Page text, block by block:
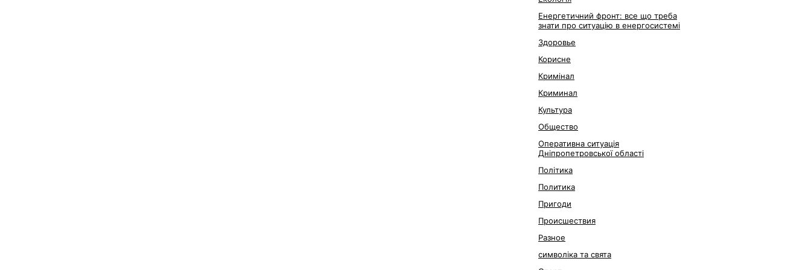
Енергетичний фронт: все що треба
знати про ситуацію в енергосистемі
Здоровье
Корисне
Кримінал
Криминал
Культура
Общество
Оперативна ситуація
Дніпропетровської області
Політика
Политика
Пригоди
Происшествия
Разное
символіка та свята